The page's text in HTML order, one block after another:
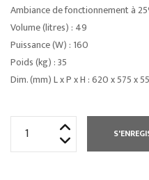
Ambiance de fonctionnement à
Volume (litres) : 49
Puissance (W) : 160
Poids (kg) : 35
Dim. (mm) L x P x H : 620 x 575 x